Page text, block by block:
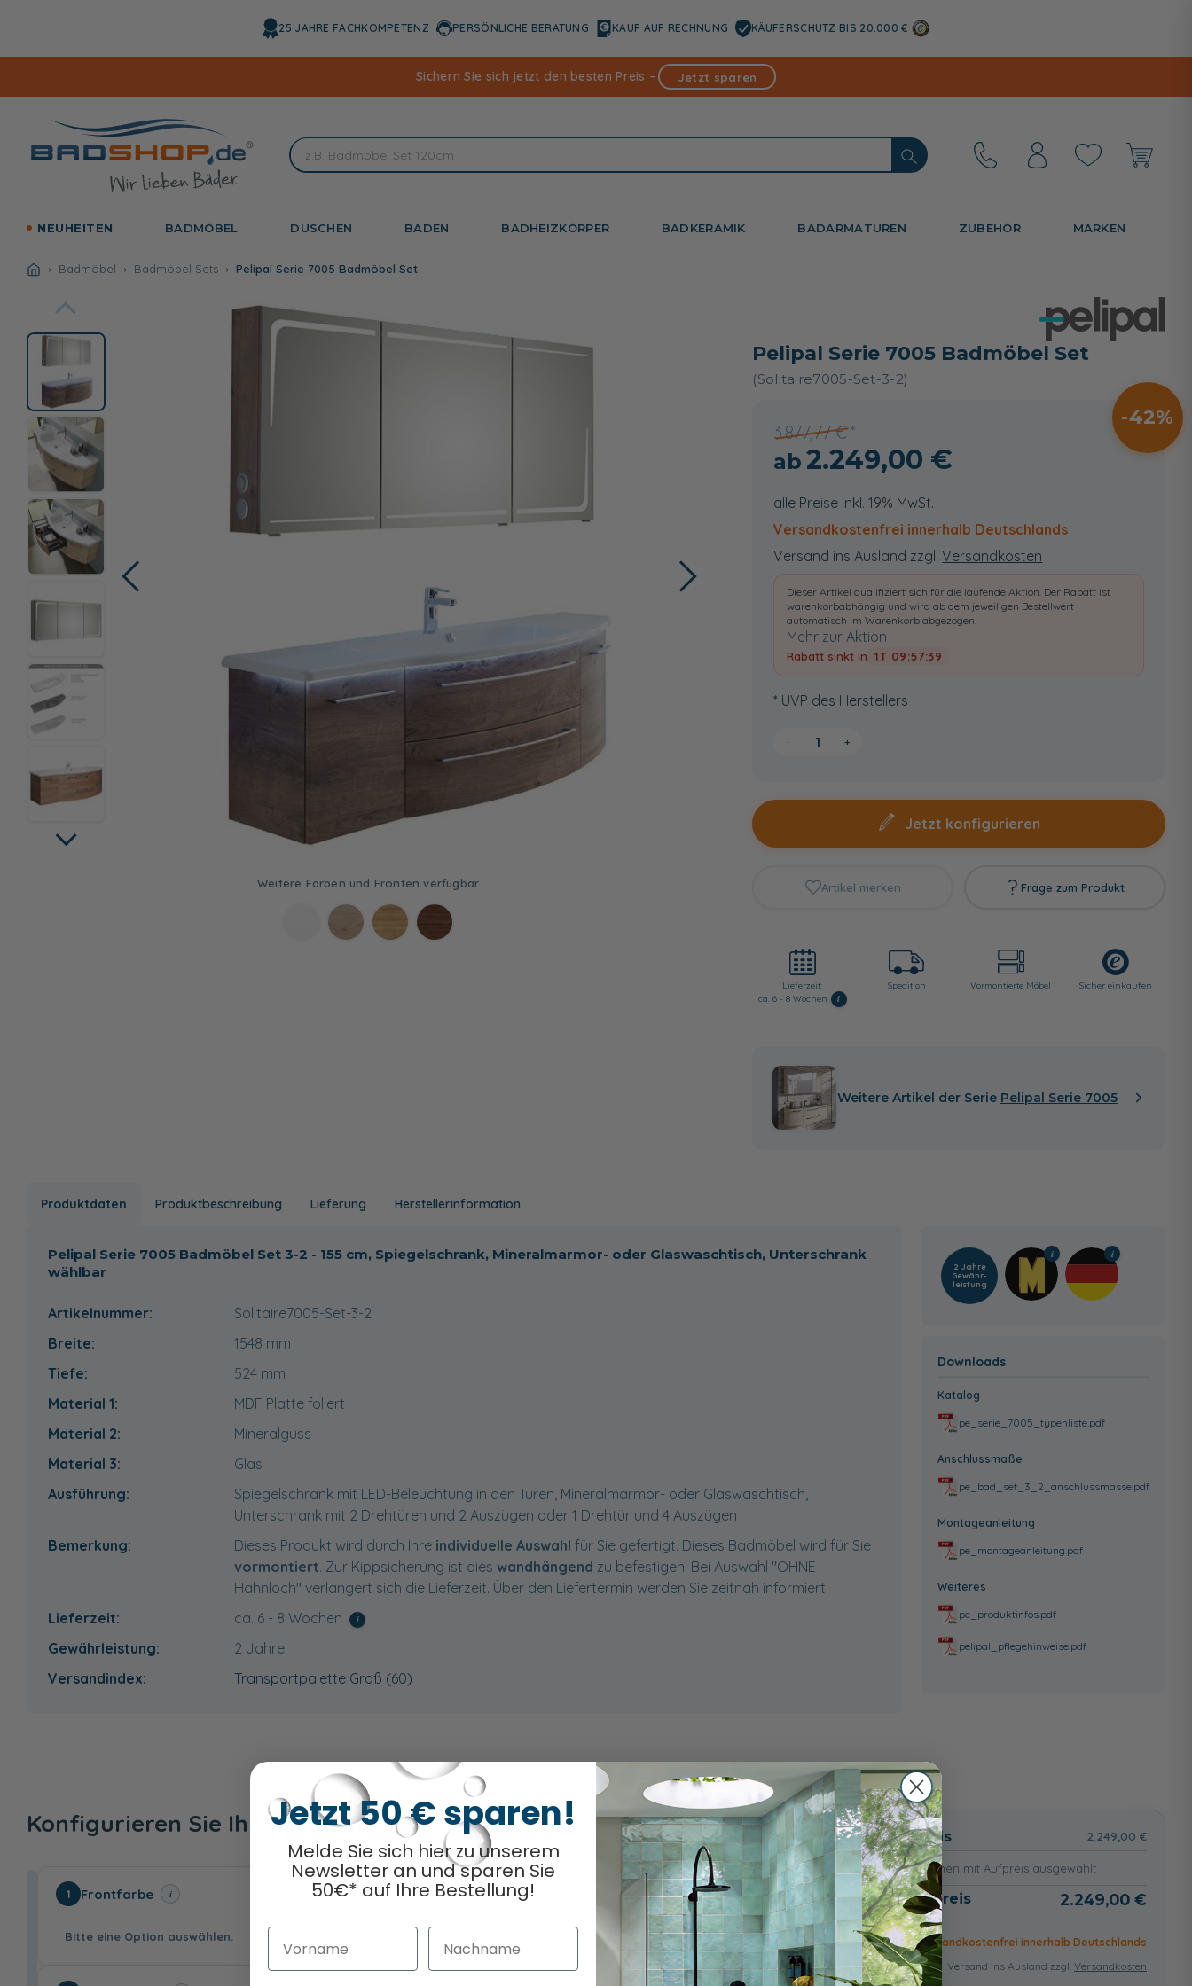
25 JAHRE FACHKOMPETENZ PERSÖNLICHE BERATUNG KAUF AUF RECHNUNG KÄUFERSCHUTZ BIS 20.000 €
Sichern Sie sich jetzt den besten Preis – Jetzt sparen
NEUHEITEN BADMÖBEL DUSCHEN BADEN BADHEIZKÖRPER BADKERAMIK BADARMATUREN ZUBEHÖR MARKEN
Badmöbel Badmöbel Sets Pelipal Serie 7005 Badmöbel Set
Pelipal Serie 7005 Badmöbel Set
(Solitaire7005-Set-3-2)
3.877,77 €
42
2.249,00 €
alle Preise inkl. 19% MwSt.
Versandkostenfrei innerhalb Deutschlands
Versand ins Ausland zzgl.Versandkosten
Dieser Artikel qualifiziert sich für die laufende Aktion. Der Rabatt ist
warenkorbabhängig und wird ab dem jeweiligen Bestellwert
automatisch im Warenkorb abgezogen.
Mehr zur Aktion
Rabatt sinkt in 1T 09:57:38
* UVP des Herstellers
+
Jetzt konfigurieren
Artikel merken Frage zum Produkt
Lieferzeit:
ca. 6 - 8 Wochen
i
Spedition Vormontierte Möbel Sicher einkaufen
Weitere Artikel der Serie Pelipal Serie 7005
Produktdaten Produktbeschreibung Lieferung Herstellerinformation
Pelipal Serie 7005 Badmöbel Set 3-2 - 155 cm, Spiegelschrank, Mineralmarmor- oder Glaswaschtisch, Unterschrank
wählbar
Artikelnummer:
Solitaire7005-Set-3-2
Breite:
1548 mm
Tiefe:
524 mm
Material 1:
MDF Platte foliert
Material 2:
Mineralguss
Material 3:
Glas
Ausführung:
Spiegelschrank mit LED-Beleuchtung in den Türen, Mineralmarmor- oder Glaswaschtisch,
Unterschrank mit 2 Drehtüren und 2 Auszügen oder 1 Drehtür und 4 Auszügen
Bemerkung:
Dieses Produkt wird durch Ihre individuelle Auswahl für Sie gefertigt. Dieses Badmöbel wird für Sie
vormontiert. Zur Kippsicherung ist dies wandhängend zu befestigen. Bei Auswahl "OHNE
Hahnloch" verlängert sich die Lieferzeit. Über den Liefertermin werden Sie zeitnah informiert.
Lieferzeit:
ca. 6 - 8 Wochen i
Gewährleistung:
2 Jahre
Versandindex:
Transportpalette Groß (60)
2 Jahre
Gewähr­
leistung
Downloads
Katalog
pe_serie_7005_typenliste.pdf
Anschlussmaße
pe_bad_set_3_2_anschlussmasse.pdf
Montageanleitung
pe_montageanleitung.pdf
Weiteres
pe_produktinfos.pdf
pelipal_pflegehinweise.pdf
Konfigurieren Sie Ihr Wunschprodukt 0/ 15 Optionen ausgewählt
1 Frontfarbe i
Bitte eine Option auswählen.
Basispreis 2.249,00 €
keine Optionen mit Aufpreis ausgewählt
Gesamtpreis 2.249,00 €
Versandkostenfrei innerhalb Deutschlands
Versand ins Ausland zzgl. Versandkosten
Jetzt 50 € sparen!
Melde Sie sich hier zu unserem
Newsletter an und sparen Sie
50€* auf Ihre Bestellung!
Vorname Nachname